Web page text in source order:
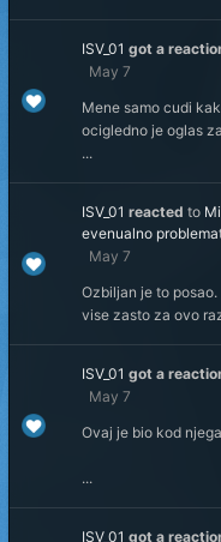
ISV_01 got a
May 7
Mene samo cudi
ocigledno je oglas
...
ISV_01 reacted to
evenualno
May 7
Ozbiljan je to
vise zasto za ovo
ISV_01 got a
May 7
Ovaj je bio kod
...
ISV_01 got a